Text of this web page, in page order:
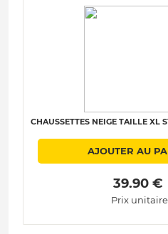
CHAUSSETTES NEIGE TAILLE XL
AJOUTER AU
39.90 €
Prix unitaire